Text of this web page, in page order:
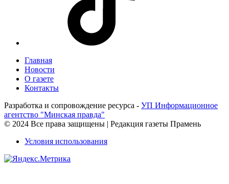
Главная
Новости
О газете
Контакты
Разработка и сопровождение ресурса - УП Информационное
агентство "Минская правда"
© 2024 Все права защищены | Редакция газеты Прамень
Условия использования